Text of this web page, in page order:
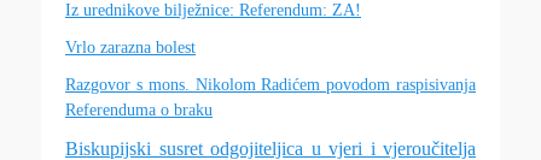
Iz urednikove bilježnice: Referendum: ZA!
Vrlo zarazna bolest
Razgovor s mons. Nikolom Radićem povodom raspisivanja
Referenduma o braku
Biskupijski susret odgojiteljica u vjeri i vjeroučitelja